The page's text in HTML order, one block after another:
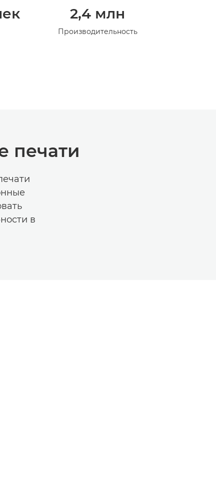
2,4 млн
Производительность
печати
в